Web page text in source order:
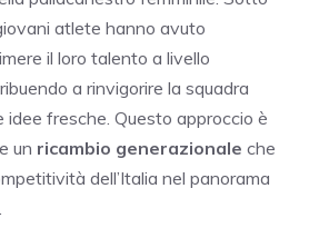
atlete hanno avuto
il loro talento a livello
a rinvigorire la squadra
idee fresche. Questo approccio è
un ricambio generazionale che
dell’Italia nel panorama